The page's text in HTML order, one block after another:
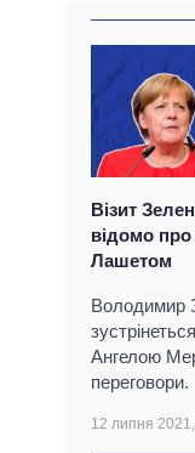
Візит
відомо
Лашетом
Володимир
Ангелою
переговори.
12 липня